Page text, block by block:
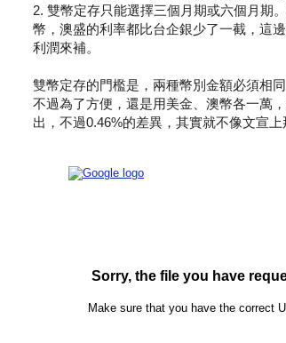
2. 雙幣定存只能選擇三個月期或六個月期
幣，澳盛的利率都比台企銀少了一截，這
利潤來補。
雙幣定存的門檻是，兩種幣別金額必須相
不過為了方便，還是用美金、澳幣各一萬
出，不過0.46%的差異，其實就不像文宣上